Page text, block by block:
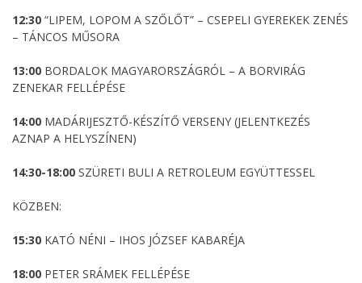
12:30 “LIPEM, LOPOM A SZŐLŐT” – CSEPELI GYEREKEK ZENÉS
– TÁNCOS MŰSORA
13:00 BORDALOK MAGYARORSZÁGRÓL – A BORVIRÁG
ZENEKAR FELLÉPÉSE
14:00 MADÁRIJESZTŐ-KÉSZÍTŐ VERSENY (JELENTKEZÉS
AZNAP A HELYSZÍNEN)
14:30-18:00 SZÜRETI BULI A RETROLEUM EGYÜTTESSEL
KÖZBEN:
15:30 KATÓ NÉNI – IHOS JÓZSEF KABARÉJA
18:00 PETER SRÁMEK FELLÉPÉSE